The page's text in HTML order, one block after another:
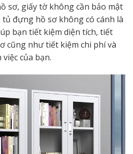
sơ, giấy tờ không cần bảo mật
đựng hồ sơ không có cánh là
bạn tiết kiệm diện tích, tiết
cũng như tiết kiệm chi phí và
của bạn.